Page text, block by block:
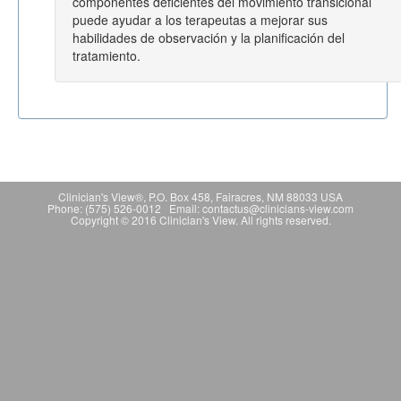
puede ayudar a los terapeutas a mejorar sus
habilidades de observación y la planificación del
tratamiento.
Clinician's View®, P.O. Box 458, Fairacres, NM 88033 USA
Phone: (575) 526-0012 Email: contactus@clinicians-view.com
Copyright © 2016 Clinician's View. All rights reserved.